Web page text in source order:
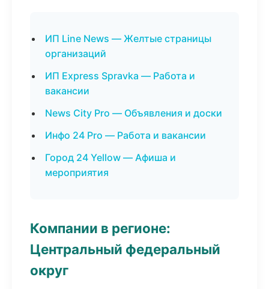
ИП Line News — Желтые страницы
организаций
ИП Express Spravka — Работа и
вакансии
News City Pro — Объявления и доски
Инфо 24 Pro — Работа и вакансии
Город 24 Yellow — Афиша и
мероприятия
Компании в регионе:
Центральный федеральный
округ